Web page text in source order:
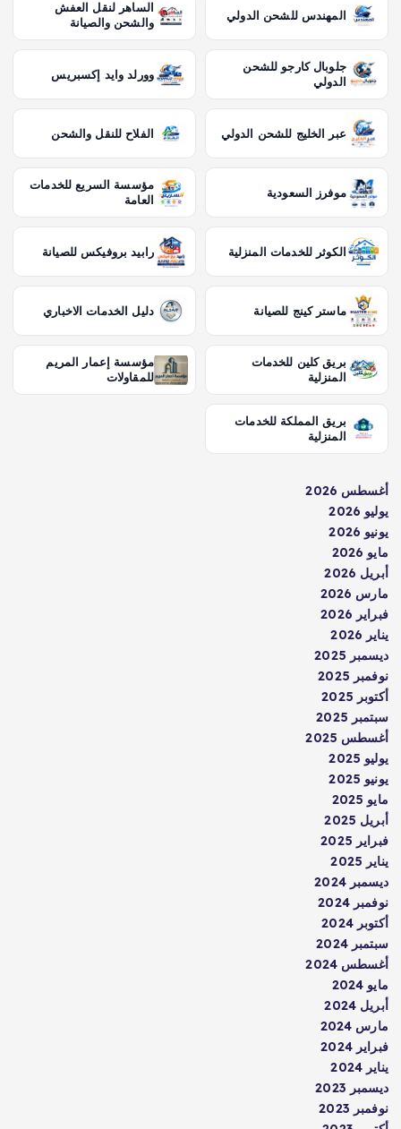
المهندس للشحن الدولي
الساهر لنقل العفش
والشحن والصيانة
جلوبال كارجو للشحن
الدولي
وورلد وايد إكسبريس
عبر الخليج للشحن الدولي الفلاح للنقل والشحن
موفرز السعودية
مؤسسة السريع للخدمات
العامة
الكوثر للخدمات المنزلية رابيد بروفيكس للصيانة
ماستر كينج للصيانة دليل الخدمات الاخباري
بريق كلين للخدمات
المنزلية
مؤسسة إعمار المريم
للمقاولات
بريق المملكة للخدمات
المنزلية
أغسطس 2026
يوليو 2026
يونيو 2026
مايو 2026
أبريل 2026
مارس 2026
فبراير 2026
يناير 2026
ديسمبر 2025
نوفمبر 2025
أكتوبر 2025
سبتمبر 2025
أغسطس 2025
يوليو 2025
يونيو 2025
مايو 2025
أبريل 2025
فبراير 2025
يناير 2025
ديسمبر 2024
نوفمبر 2024
أكتوبر 2024
سبتمبر 2024
أغسطس 2024
مايو 2024
أبريل 2024
مارس 2024
فبراير 2024
يناير 2024
ديسمبر 2023
نوفمبر 2023